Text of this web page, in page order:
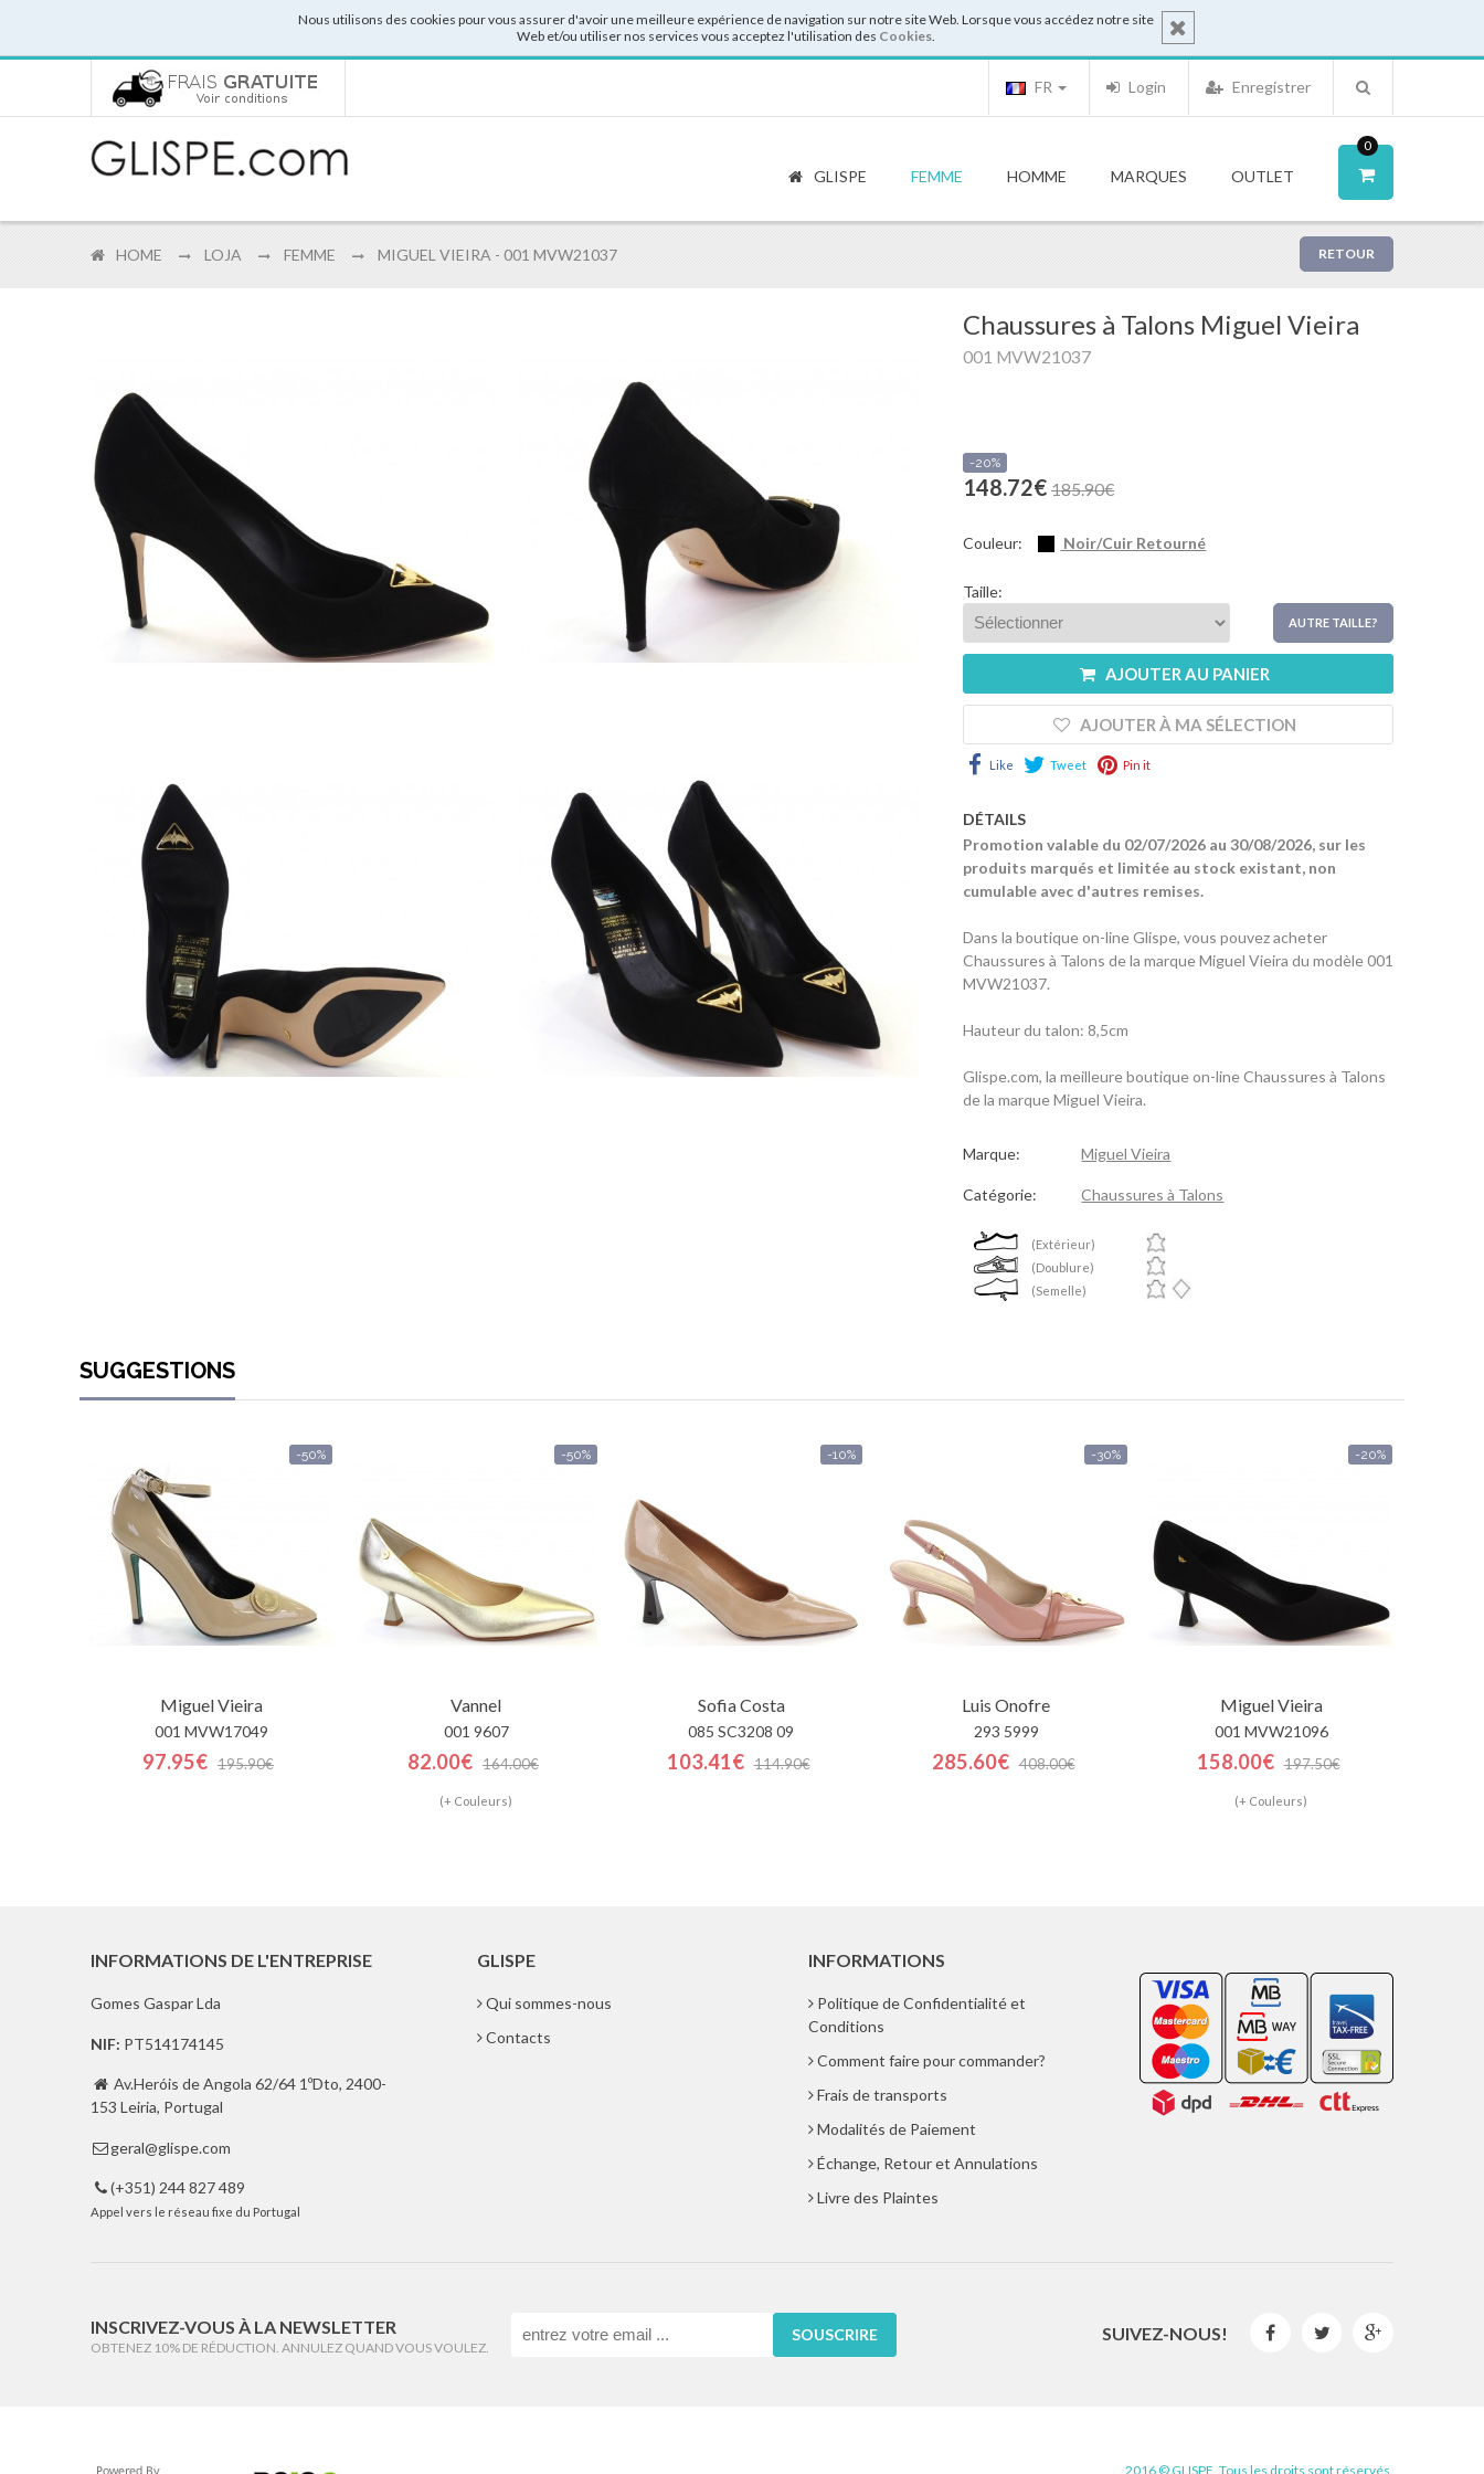
Nous utilisons des cookies pour vous assurer d'avoir une meilleure expérience de navigation sur notre site Web. Lorsque vous accédez notre site
Web et/ou utiliser nos services vous acceptez l'utilisation des Cookies.
Enregistrer
Login
FR
0
GLISPE FEMME HOMME MARQUES OUTLET
RETOUR
HOME LOJA FEMME MIGUEL VIEIRA - 001 MVW21037
Chaussures à Talons Miguel Vieira
001 MVW21037
-20%
148.72€ 185.90€
Couleur: Noir/Cuir Retourné
Taille:
AUTRE TAILLE?
AJOUTER AU PANIER
AJOUTER À MA SÉLECTION
Like Tweet Pin it
DÉTAILS
Promotion valable du 02/07/2026 au 30/08/2026, sur les
produits marqués et limitée au stock existant, non
cumulable avec d'autres remises.
Dans la boutique on-line Glispe, vous pouvez acheter
Chaussures à Talons de la marque Miguel Vieira du modèle 001
MVW21037.
Hauteur du talon: 8,5cm
Glispe.com, la meilleure boutique on-line Chaussures à Talons
de la marque Miguel Vieira.
Marque: Miguel Vieira
Catégorie: Chaussures à Talons
(Extérieur)
(Doublure)
(Semelle)
SUGGESTIONS
-50%
Miguel Vieira
001 MVW17049
97.95€ 195.90€
-50%
Vannel
001 9607
82.00€ 164.00€
(+ Couleurs)
-10%
Sofia Costa
085 SC3208 09
103.41€ 114.90€
-30%
Luis Onofre
293 5999
285.60€ 408.00€
-20%
Miguel Vieira
001 MVW21096
158.00€ 197.50€
(+ Couleurs)
INFORMATIONS DE L'ENTREPRISE
Gomes Gaspar Lda
NIF: PT514174145
 Av.Heróis de Angola 62/64 1ºDto, 2400-
153 Leiria, Portugal
 geral@glispe.com
 (+351) 244 827 489
Appel vers le réseau fixe du Portugal
GLISPE
Qui sommes-nous
Contacts
INFORMATIONS
Politique de Confidentialité et
Conditions
Comment faire pour commander?
Frais de transports
Modalités de Paiement
Échange, Retour et Annulations
Livre des Plaintes
INSCRIVEZ-VOUS À LA NEWSLETTER
OBTENEZ 10% DE RÉDUCTION. ANNULEZ QUAND VOUS VOULEZ.
SOUSCRIRE SUIVEZ-NOUS!   
2016 © GLISPE. Tous les droits sont réservés.